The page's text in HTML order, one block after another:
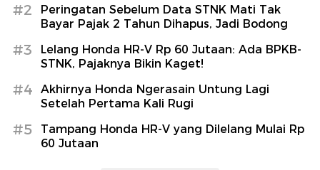
#2
Peringatan Sebelum Data STNK Mati Tak
Bayar Pajak 2 Tahun Dihapus, Jadi Bodong
#3
Lelang Honda HR-V Rp 60 Jutaan: Ada BPKB-
STNK, Pajaknya Bikin Kaget!
#4
Akhirnya Honda Ngerasain Untung Lagi
Setelah Pertama Kali Rugi
#5
Tampang Honda HR-V yang Dilelang Mulai Rp
60 Jutaan